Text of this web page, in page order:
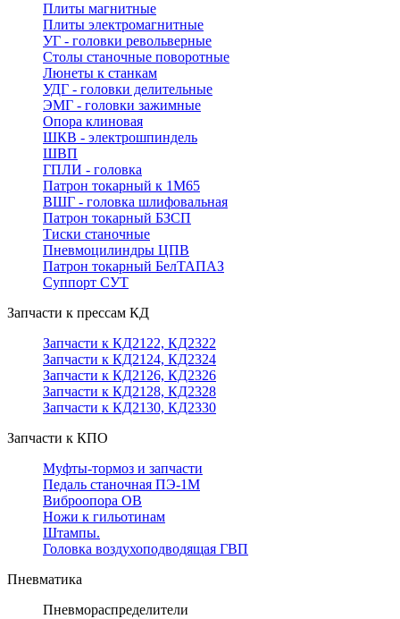
Плиты магнитные
Плиты электромагнитные
УГ - головки револьверные
Столы станочные поворотные
Люнеты к станкам
УДГ - головки делительные
ЭМГ - головки зажимные
Опора клиновая
ШКВ - электрошпиндель
ШВП
ГПЛИ - головка
Патрон токарный к 1М65
ВШГ - головка шлифовальная
Патрон токарный БЗСП
Тиски станочные
Пневмоцилиндры ЦПВ
Патрон токарный БелТАПАЗ
Суппорт СУТ
Запчасти к прессам КД
Запчасти к КД2122, КД2322
Запчасти к КД2124, КД2324
Запчасти к КД2126, КД2326
Запчасти к КД2128, КД2328
Запчасти к КД2130, КД2330
Запчасти к КПО
Муфты-тормоз и запчасти
Педаль станочная ПЭ-1М
Виброопора ОВ
Ножи к гильотинам
Штампы.
Головка воздухоподводящая ГВП
Пневматика
Пневмораспределители